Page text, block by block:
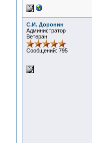
С.И. Доронин
Администратор
Ветеран
Сообщений: 795